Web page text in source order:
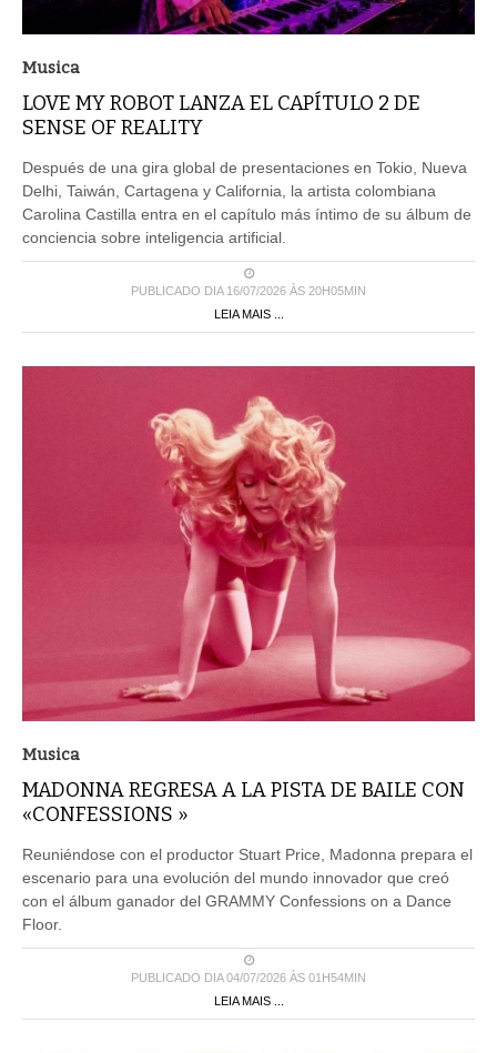
Musica
LOVE MY ROBOT LANZA EL CAPÍTULO 2 DE
SENSE OF REALITY
Después de una gira global de presentaciones en Tokio, Nueva
Delhi, Taiwán, Cartagena y California, la artista colombiana
Carolina Castilla entra en el capítulo más íntimo de su álbum de
conciencia sobre inteligencia artificial.
PUBLICADO DIA 16/07/2026 ÀS 20H05MIN
LEIA MAIS ...
Musica
MADONNA REGRESA A LA PISTA DE BAILE CON
«CONFESSIONS »
Reuniéndose con el productor Stuart Price, Madonna prepara el
escenario para una evolución del mundo innovador que creó
con el álbum ganador del GRAMMY Confessions on a Dance
Floor.
PUBLICADO DIA 04/07/2026 ÀS 01H54MIN
LEIA MAIS ...